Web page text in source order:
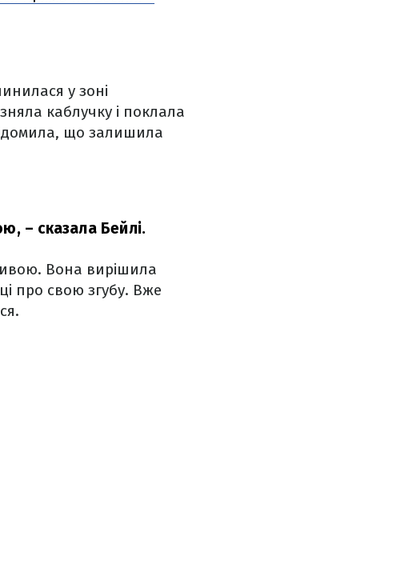
у зоні
каблучку і поклала
що залишила
– сказала Бейлі.
Вона вирішила
про свою згубу. Вже